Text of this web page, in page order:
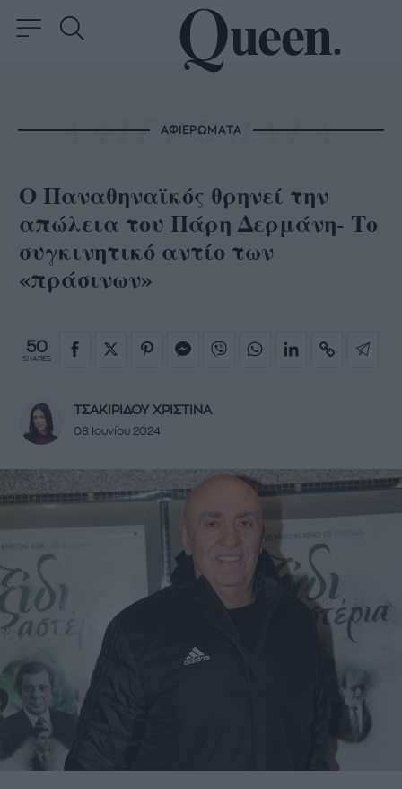
ΑΦΙΕΡΩΜΑΤΑ
Ο Παναθηναϊκός θρηνεί την
απώλεια του Πάρη Δερμάνη- Το
συγκινητικό αντίο των
«πράσινων»
50
SHARES
ΤΣΑΚΙΡΙΔΟΥ ΧΡΙΣΤΙΝΑ
08 Ιουνίου 2024